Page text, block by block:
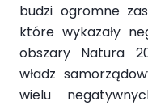
budzi ogromne
które wykazały
obszary Natura
władz
wielu